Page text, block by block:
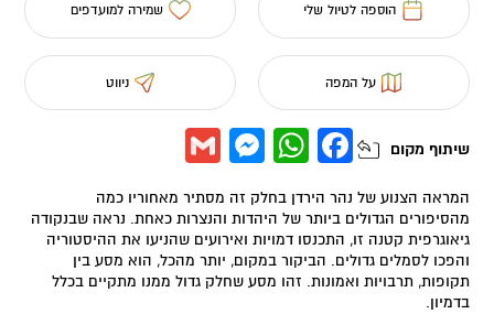
הוספה לטיול שלי שמירה למועדפים
על המפה ניווט
שיתוף מקום Facebook
WhatsApp
Messenger
המראה הצנוע של נהר הירדן בחלק זה מסתיר מאחוריו כמה
מהסיפורים הגדולים ביותר של היהדות והנצרות כאחת. נראה שבנקודה
גיאוגרפית קטנה זו, התכנסו דמויות ואירועים שהניעו את ההיסטוריה
והפכו לסמלים גדולים. הביקור במקום, יותר מהכל, הוא מסע בין
תקופות, תרבויות ואמונות. זהו מסע שחלק גדול ממנו מתקיים בכלל
בדמיון.